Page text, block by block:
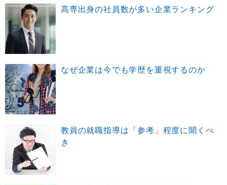
高専出身の社員数が多い企業ランキング
なぜ企業は今でも学歴を重視するのか
教員の就職指導は「参考」程度に聞くべ
き